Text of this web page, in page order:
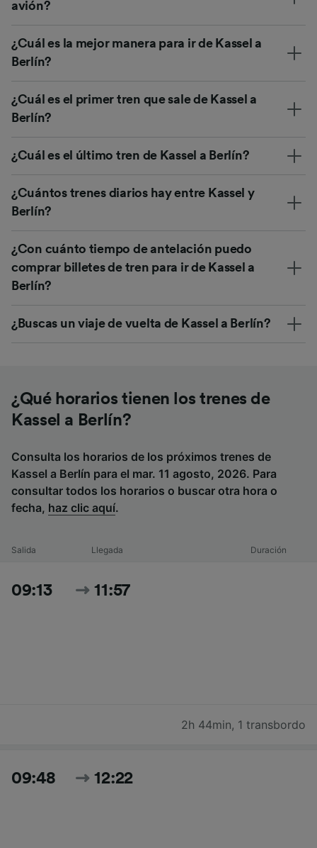
avión?
¿Cuál es la mejor manera para ir de Kassel a
Berlín?
¿Cuál es el primer tren que sale de Kassel a
Berlín?
¿Cuál es el último tren de Kassel a Berlín?
¿Cuántos trenes diarios hay entre Kassel y
Berlín?
¿Con cuánto tiempo de antelación puedo
comprar billetes de tren para ir de Kassel a
Berlín?
¿Buscas un viaje de vuelta de Kassel a Berlín?
¿Qué horarios tienen los trenes de
Kassel a Berlín?
Consulta los horarios de los próximos trenes de
Kassel a Berlín para el mar. 11 agosto, 2026. Para
consultar todos los horarios o buscar otra hora o
fecha, haz clic aquí.
Salida Llegada Duración
09:13 11:57
2h 44min, 1 transbordo
09:48 12:22